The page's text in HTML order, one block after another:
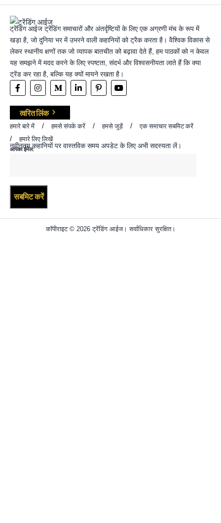
ट्रेंडिंग आईज ट्रेंडिंग समाचारों और अंतर्दृष्टियों के लिए एक अग्रणी मंच के रूप में
खड़ा है, जो दुनिया भर में उभरने वाली कहानियों को ट्रैक करता है। वैश्विक विकास से
लेकर स्थानीय क्षणों तक जो व्यापक बातचीत को बढ़ावा देते हैं, हम पाठकों को न केवल
यह समझने में मदद करने के लिए स्पष्टता, संदर्भ और विश्वसनीयता लाते हैं कि क्या
ट्रेंड कर रहा है, बल्कि यह क्यों मायने रखता है।
त्वरित लिंक
हमारे बारे में हमसे संपर्क करें हमसे जुड़ें
एक समाचार सबमिट करें
हमारे लिए लिखें
नवीनतम कहानियों पर वास्तविक समय अपडेट के लिए अभी सदस्यता लें।
आपका ईमेल:
कॉपीराइट © 2026 ट्रेंडिंग आईज। सर्वाधिकार सुरक्षित।